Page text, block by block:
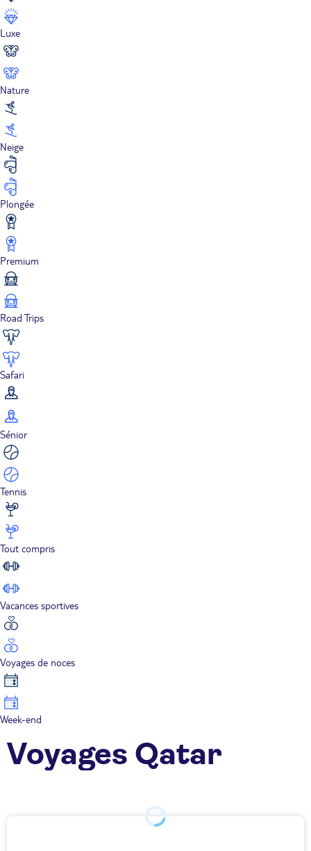
Luxe
Nature
Neige
Plongée
Premium
Road Trips
Safari
Sénior
Tennis
Tout compris
Vacances sportives
Voyages de noces
Week-end
Voyages Qatar